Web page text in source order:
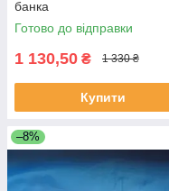
банка
Готово до відправки
1 130,50 ₴ 1 330 ₴
Купити
–8%